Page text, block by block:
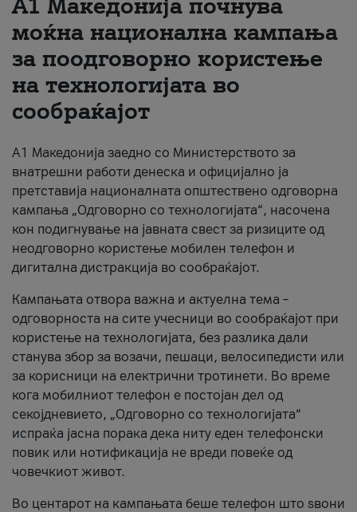
#ПодобарОнлајн
A1 Македонија почнува
моќна национална кампања
за поодговорно користење
на технологијата во
сообраќајот
A1 Македонија заедно со Министерството за
внатрешни работи денеска и официјално ја
претставија националната општествено одговорна
кампања „Одговорно со технологијата“, насочена
кон подигнување на јавната свест за ризиците од
неодговорно користење мобилен телефон и
дигитална дистракција во сообраќајот.
Кампањата отвора важна и актуелна тема –
одговорноста на сите учесници во сообраќајот при
користење на технологијата, без разлика дали
станува збор за возачи, пешаци, велосипедисти или
за корисници на електрични тротинети. Во време
кога мобилниот телефон е постојан дел од
секојдневието, „Одговорно со технологијата“
испраќа јасна порака дека ниту еден телефонски
повик или нотификација не вреди повеќе од
човечкиот живот.
Во центарот на кампањата беше телефон што ѕвони